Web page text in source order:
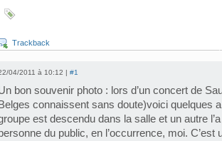
Trackback
04/2011 à 10:12 | #1
bon souvenir photo : lors d’un concert de
Belges connaissent sans doute)voici quelques
est descendu dans la salle et un autre
du public, en l’occurrence, moi. C’est